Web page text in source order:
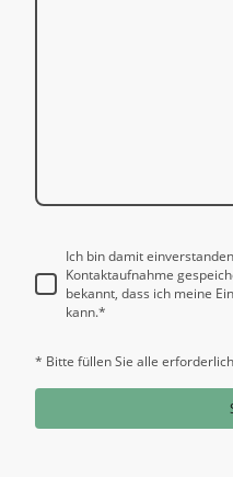
Ich bin damit
Kontaktaufnahme
bekannt, dass ich meine
kann.*
* Bitte füllen Sie alle